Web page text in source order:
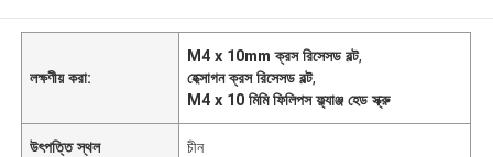
লক্ষণীয় করা:
M4 x 10mm ক্রস রিসেসড বল্ট,
হেক্সাগন ক্রস রিসেসড বল্ট,
M4 x 10 মিমি ফিলিপস ফ্ল্যাঞ্জ হেড স্ক্রু
উৎপত্তি স্থল চীন